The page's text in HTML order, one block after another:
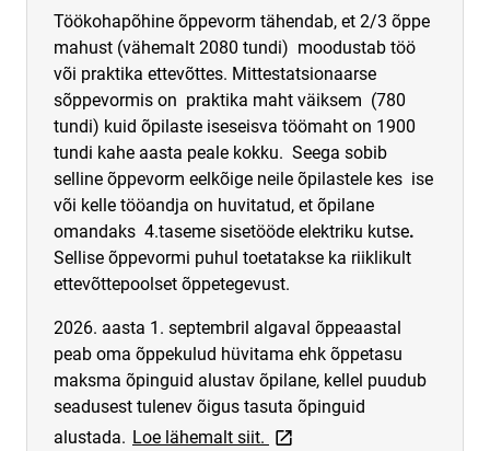
Töökohapõhine õppevorm tähendab, et 2/3 õppe
mahust (vähemalt 2080 tundi) moodustab töö
või praktika ettevõttes. Mittestatsionaarse
sõppevormis on praktika maht väiksem (780
tundi) kuid õpilaste iseseisva töömaht on 1900
tundi kahe aasta peale kokku. Seega sobib
selline õppevorm eelkõige neile õpilastele kes ise
või kelle tööandja on huvitatud, et õpilane
omandaks 4.taseme sisetööde elektriku kutse.
Sellise õppevormi puhul toetatakse ka riiklikult
ettevõttepoolset õppetegevust.
2026. aasta 1. septembril algaval õppeaastal
peab oma õppekulud hüvitama ehk õppetasu
maksma õpinguid alustav õpilane, kellel puudub
seadusest tulenev õigus tasuta õpinguid
alustada. Loe lähemalt siit. link opens on new page